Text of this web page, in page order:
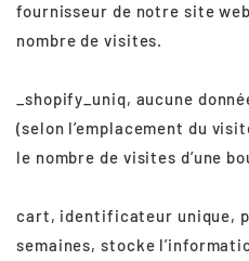
fournisseur de notre site
nombre de visites.
_shopify_uniq, aucune
(selon l’emplacement du
le nombre de visites d’une
cart, identificateur unique,
semaines, stocke